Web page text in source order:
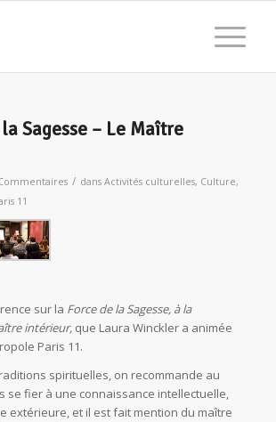
Sagesse – Le Maître
/ dans Activités culturelles, Culture,
11
sur la Force de la Sagesse, à la
intérieur,que Laura Winckler a animée
Paris 11.
spirituelles, on recommande au
se fier à une connaissance intellectuelle,
extérieure, et il est fait mention du maître